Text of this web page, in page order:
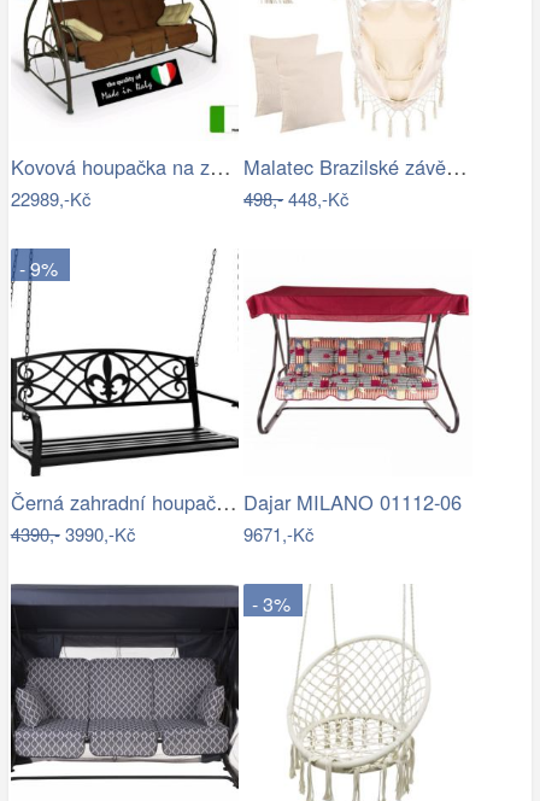
Kovová houpačka na zahradu - VGD
22989,-Kč
Malatec Brazilské závěsné houpací…
498,-448,-Kč
- 9%
Černá zahradní houpačka Ameli
4390,-3990,-Kč
Dajar MILANO 01112-06
9671,-Kč
- 3%